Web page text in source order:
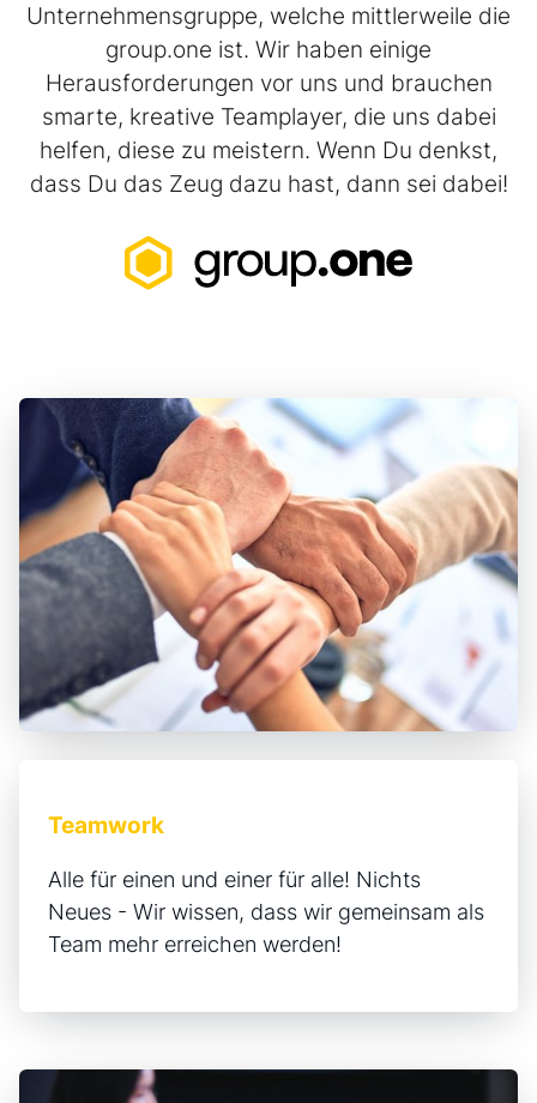
Unternehmensgruppe, welche mittlerweile die
group.one ist. Wir haben einige
Herausforderungen vor uns und brauchen
smarte, kreative Teamplayer, die uns dabei
helfen, diese zu meistern. Wenn Du denkst,
dass Du das Zeug dazu hast, dann sei dabei!
Teamwork
Alle für einen und einer für alle! Nichts
Neues - Wir wissen, dass wir gemeinsam als
Team mehr erreichen werden!